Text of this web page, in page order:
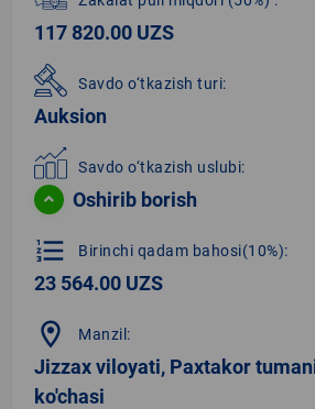
117 820.00 UZS
Savdo o‘tkazish turi:
Auksion
Savdo o‘tkazish uslubi:
Oshirib borish
format_list_numbered Birinchi qadam bahosi(10%):
23 564.00 UZS
location_on Manzil:
Jizzax viloyati, Paxtakor
ko'chasi